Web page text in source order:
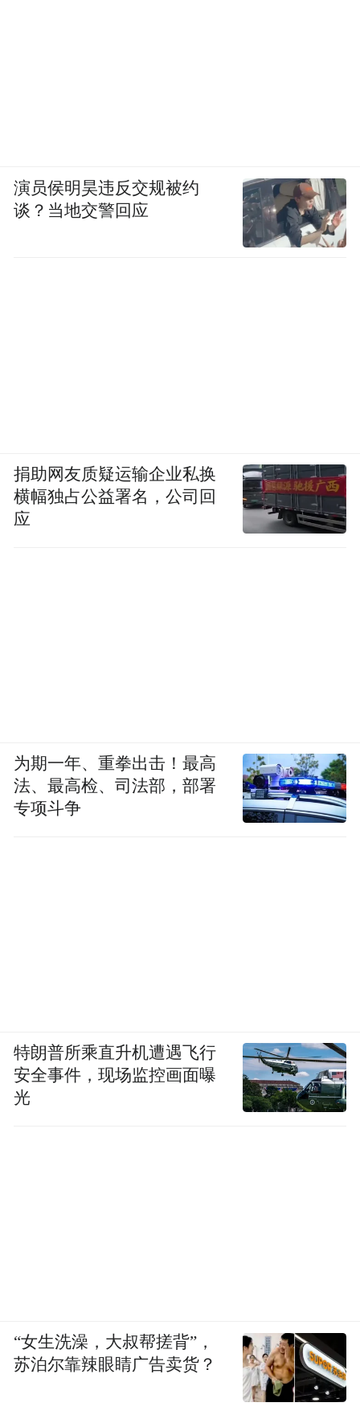
演员侯明昊违反交规被约
谈？当地交警回应
捐助网友质疑运输企业私换
横幅独占公益署名，公司回
应
为期一年、重拳出击！最高
法、最高检、司法部，部署
专项斗争
特朗普所乘直升机遭遇飞行
安全事件，现场监控画面曝
光
“女生洗澡，大叔帮搓背”，
苏泊尔靠辣眼睛广告卖货？